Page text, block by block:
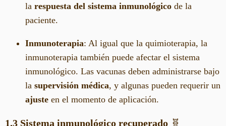
la respuesta del sistema inmunológico de la
paciente.
Inmunoterapia: Al igual que la quimioterapia, la
inmunoterapia también puede afectar el sistema
inmunológico. Las vacunas deben administrarse bajo
la supervisión médica, y algunas pueden requerir un
ajuste en el momento de aplicación.
1.3 Sistema inmunológico recuperado 🧬